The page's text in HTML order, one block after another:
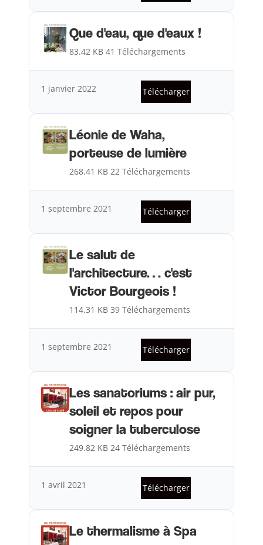
Que d'eau, que d'eaux !
83.42 KB41 Téléchargements
1 janvier 2022 Télécharger
Léonie de Waha,
porteuse de lumière
268.41 KB22 Téléchargements
1 septembre 2021 Télécharger
Le salut de
l'architecture… c'est
Victor Bourgeois !
114.31 KB39 Téléchargements
1 septembre 2021 Télécharger
Les sanatoriums : air pur,
soleil et repos pour
soigner la tuberculose
249.82 KB 24 Téléchargements
1 avril 2021 Télécharger
Le thermalisme à Spa